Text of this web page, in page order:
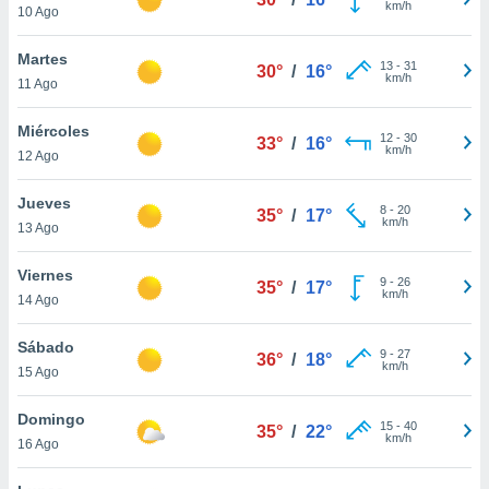
más
nuestra
y
disponible
cookies
aceptar
10 Ago
km/h
Martes
11 Ago
30° / 16° 13- 31
km/h
Miércoles
12 Ago
33° / 16° 12- 30
km/h
Jueves
13 Ago
35° / 17° 8- 20
km/h
Viernes
14 Ago
35° / 17° 9- 26
km/h
Sábado
15 Ago
36° / 18° 9- 27
km/h
Domingo
16 Ago
35° / 22° 15- 40
km/h